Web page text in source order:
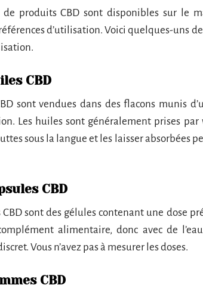
de produits CBD sont disponibles sur le
d’utilisation. Voici quelques-uns
CBD
sont vendues dans des flacons munis
Les huiles sont généralement prises
sous la langue et les laisser absorbées
CBD
CBD sont des gélules contenant une dose
alimentaire, donc avec de
Vous n’avez pas à mesurer les doses.
CBD